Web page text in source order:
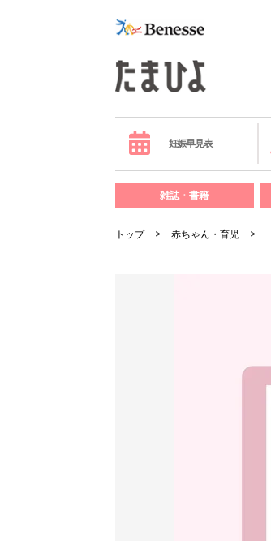
妊娠早見表
雑誌・書籍
トップ 赤ちゃん・育児